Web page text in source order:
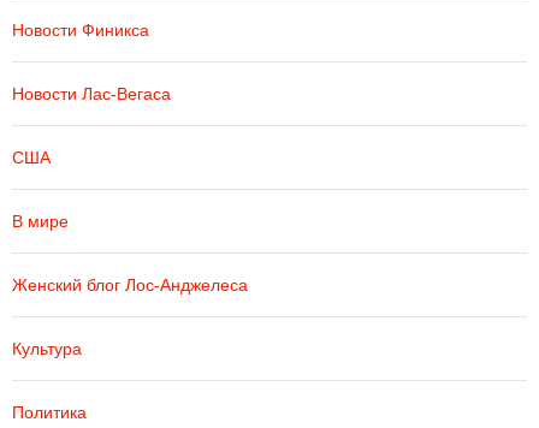
Новости Финикса
Новости Лас-Вегаса
США
В мире
Женский блог Лос-Анджелеса
Культура
Политика